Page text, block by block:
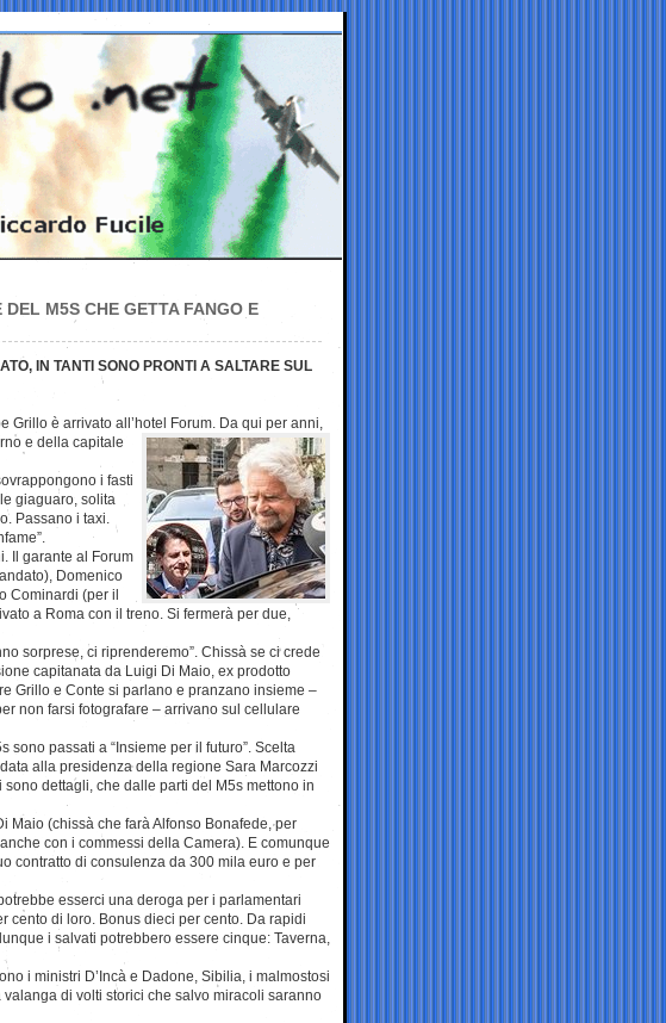
M5S CHE GETTA FANGO E
IN TANTI SONO PRONTI A SALTARE SUL
Grillo è arrivato all’hotel
Forum. Da qui per anni,
e della capitale
i fasti
giaguaro, solita
Passano i taxi.
Il garante al Forum
Domenico
Cominardi (per il
a Roma con il treno. Si fermerà per due,
sorprese, ci riprenderemo”. Chissà se ci crede
capitanata da Luigi Di Maio, ex prodotto
Grillo e Conte si parlano e pranzano insieme –
non farsi fotografare – arrivano sul cellulare
sono passati a “Insieme per il futuro”. Scelta
alla presidenza della regione Sara Marcozzi
dettagli, che dalle parti del M5s mettono in
Maio (chissà che farà Alfonso Bonafede, per
con i commessi della Camera). E comunque
contratto di consulenza da 300 mila euro e per
esserci una deroga per i parlamentari
cento di loro. Bonus dieci per cento. Da rapidi
i salvati potrebbero essere cinque: Taverna,
i ministri D’Incà e Dadone, Sibilia, i malmostosi
di volti storici che salvo miracoli saranno